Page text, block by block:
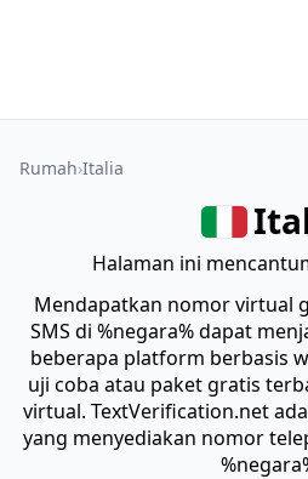
Rumah Italia
Halaman ini
Mendapatkan nomor virtual
SMS di %negara% dapat
beberapa platform berbasis
uji coba atau paket gratis
virtual. TextVerification.net
yang menyediakan nomor